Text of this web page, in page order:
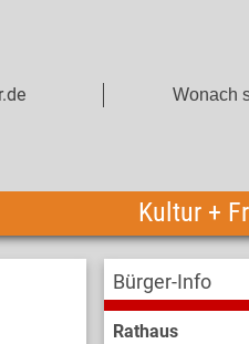
Kultur +
Bürger-Info
Rathaus